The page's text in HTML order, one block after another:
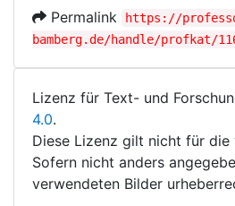
Permalink
https://
bamberg.de/handle/profkat/
Lizenz für Text- und
4.0.
Diese Lizenz gilt nicht für die
Sofern nicht anders
verwendeten Bilder